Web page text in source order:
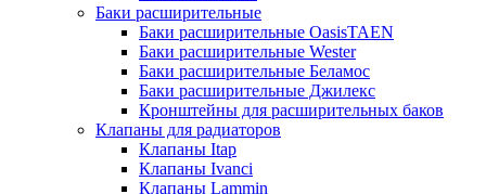
Баки расширительные
Баки расширительные OasisTAEN
Баки расширительные Wester
Баки расширительные Беламос
Баки расширительные Джилекс
Кронштейны для расширительных баков
Клапаны для радиаторов
Клапаны Itap
Клапаны Ivanci
Клапаны Lammin